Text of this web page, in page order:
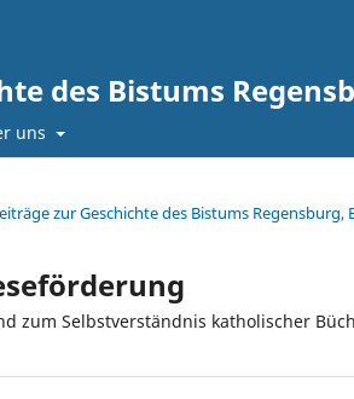
des Bistums
uns
zur Geschichte des Bistums Regensburg,
zum Selbstverständnis katholischer